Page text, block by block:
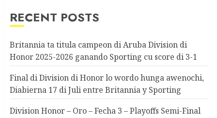
RECENT POSTS
Britannia ta titula campeon di Aruba Division di
Honor 2025-2026 ganando Sporting cu score di 3-1
Final di Division di Honor lo wordo hunga awenochi,
Diabierna 17 di Juli entre Britannia y Sporting
Division Honor – Oro – Fecha 3 – Playoffs Semi-Final